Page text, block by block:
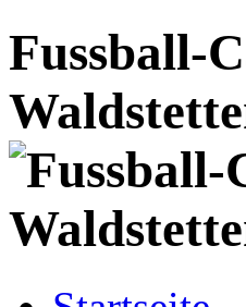
Fussball-